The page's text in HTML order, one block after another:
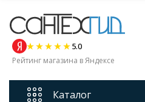
5.0
Рейтинг магазина в Яндексе
Каталог